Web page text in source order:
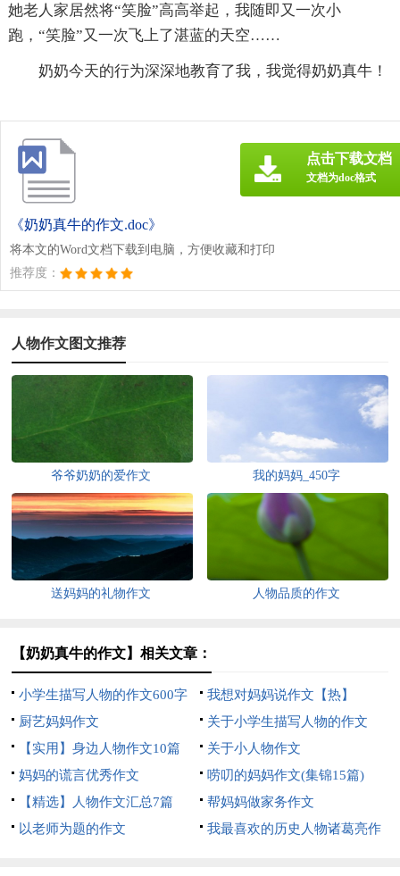
她老人家居然将“笑脸”高高举起，我随即又一次小
跑，“笑脸”又一次飞上了湛蓝的天空……
奶奶今天的行为深深地教育了我，我觉得奶奶真牛！
《奶奶真牛的作文.doc》
将本文的Word文档下载到电脑，方便收藏和打印
推荐度：
点击下载文档
文档为doc格式
人物作文图文推荐
爷爷奶奶的爱作文 我的妈妈_450字
送妈妈的礼物作文 人物品质的作文
【奶奶真牛的作文】相关文章：
小学生描写人物的作文600字
汇编6篇
我想对妈妈说作文【热】
厨艺妈妈作文
关于小学生描写人物的作文
400字汇总六篇
【实用】身边人物作文10篇
关于小人物作文
妈妈的谎言优秀作文
唠叨的妈妈作文(集锦15篇)
【精选】人物作文汇总7篇
帮妈妈做家务作文
以老师为题的作文
我最喜欢的历史人物诸葛亮作